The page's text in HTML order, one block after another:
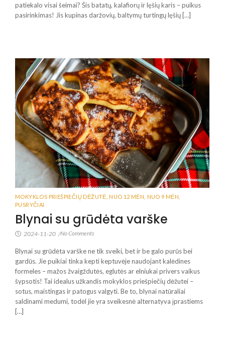
patiekalo visai šeimai? Šis batatų, kalafiorų ir lęšių karis – puikus
pasirinkimas! Jis kupinas daržovių, baltymų turtingų lęšių […]
MOKYKLOS PRIEŠPIEČIŲ DĖŽUTĖ NUO 12 MĖN NUO 9 MĖN
PUSRYČIAI
Blynai su grūdėta varške
2024-11-20 /No Comments
Blynai su grūdėta varške ne tik sveiki, bet ir be galo purūs bei
gardūs. Jie puikiai tinka kepti keptuvėje naudojant kalėdines
formeles – mažos žvaigždutės, eglutės ar elniukai privers vaikus
šypsotis! Tai idealus užkandis mokyklos priešpiečių dėžutei –
sotus, maistingas ir patogus valgyti. Be to, blynai natūraliai
saldinami medumi, todėl jie yra sveikesnė alternatyva įprastiems
[…]